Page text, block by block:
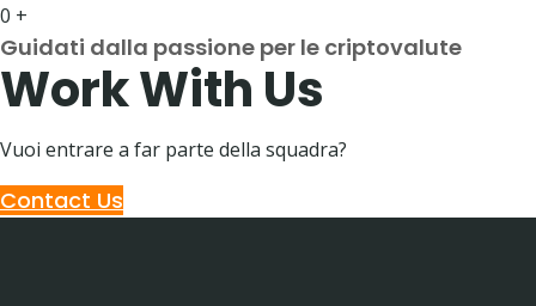
0 +
Guidati dalla passione per le criptovalute
Work With Us
Vuoi entrare a far parte della squadra?
Contact Us